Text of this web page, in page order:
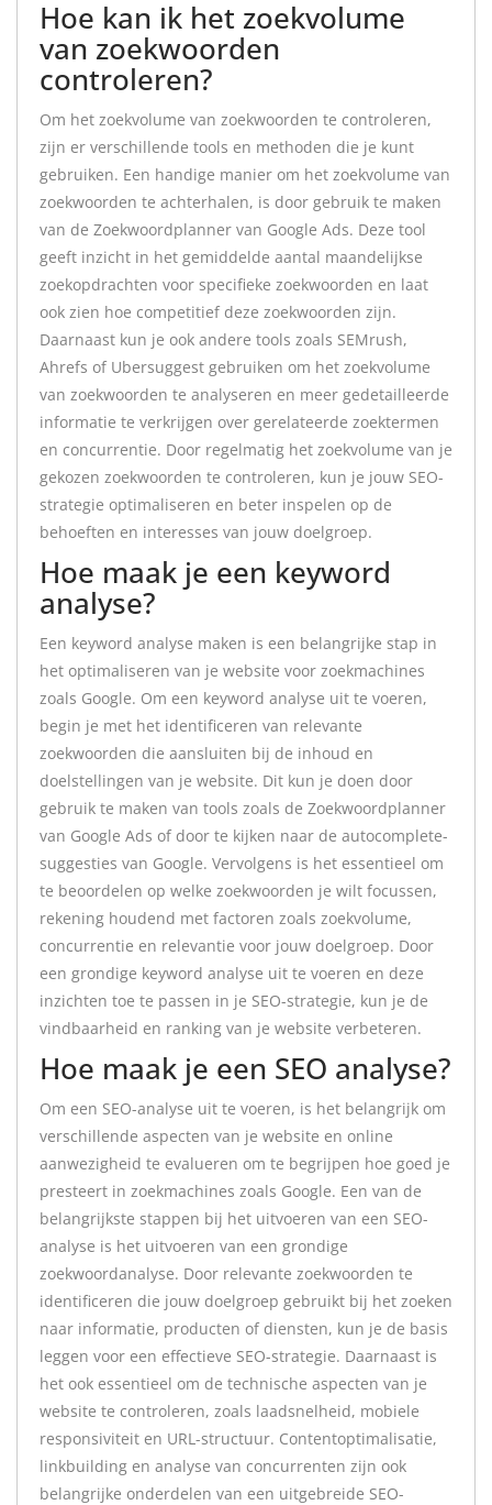
Hoe kan ik het zoekvolume
van zoekwoorden
controleren?
Om het zoekvolume van zoekwoorden te controleren,
zijn er verschillende tools en methoden die je kunt
gebruiken. Een handige manier om het zoekvolume van
zoekwoorden te achterhalen, is door gebruik te maken
van de Zoekwoordplanner van Google Ads. Deze tool
geeft inzicht in het gemiddelde aantal maandelijkse
zoekopdrachten voor specifieke zoekwoorden en laat
ook zien hoe competitief deze zoekwoorden zijn.
Daarnaast kun je ook andere tools zoals SEMrush,
Ahrefs of Ubersuggest gebruiken om het zoekvolume
van zoekwoorden te analyseren en meer gedetailleerde
informatie te verkrijgen over gerelateerde zoektermen
en concurrentie. Door regelmatig het zoekvolume van je
gekozen zoekwoorden te controleren, kun je jouw SEO-
strategie optimaliseren en beter inspelen op de
behoeften en interesses van jouw doelgroep.
Hoe maak je een keyword
analyse?
Een keyword analyse maken is een belangrijke stap in
het optimaliseren van je website voor zoekmachines
zoals Google. Om een keyword analyse uit te voeren,
begin je met het identificeren van relevante
zoekwoorden die aansluiten bij de inhoud en
doelstellingen van je website. Dit kun je doen door
gebruik te maken van tools zoals de Zoekwoordplanner
van Google Ads of door te kijken naar de autocomplete-
suggesties van Google. Vervolgens is het essentieel om
te beoordelen op welke zoekwoorden je wilt focussen,
rekening houdend met factoren zoals zoekvolume,
concurrentie en relevantie voor jouw doelgroep. Door
een grondige keyword analyse uit te voeren en deze
inzichten toe te passen in je SEO-strategie, kun je de
vindbaarheid en ranking van je website verbeteren.
Hoe maak je een SEO analyse?
Om een SEO-analyse uit te voeren, is het belangrijk om
verschillende aspecten van je website en online
aanwezigheid te evalueren om te begrijpen hoe goed je
presteert in zoekmachines zoals Google. Een van de
belangrijkste stappen bij het uitvoeren van een SEO-
analyse is het uitvoeren van een grondige
zoekwoordanalyse. Door relevante zoekwoorden te
identificeren die jouw doelgroep gebruikt bij het zoeken
naar informatie, producten of diensten, kun je de basis
leggen voor een effectieve SEO-strategie. Daarnaast is
het ook essentieel om de technische aspecten van je
website te controleren, zoals laadsnelheid, mobiele
responsiviteit en URL-structuur. Contentoptimalisatie,
linkbuilding en analyse van concurrenten zijn ook
belangrijke onderdelen van een uitgebreide SEO-